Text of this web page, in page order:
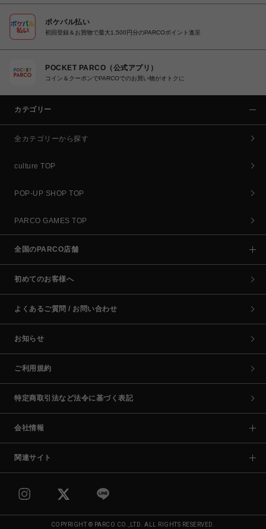
ポケパル払い
初回登録＆お買物で最大1,500円分のPARCOポイント進呈
POCKET PARCO（公式アプリ）
コイン＆クーポンでPARCOでのお買い物がオトクに
カテゴリー
全カテゴリーから探す
culture TOP
POP-UP SHOP TOP
PARCO GAMES TOP
全国のPARCO店舗
初めてのお客様へ
よくあるご質問 / お問い合わせ
お知らせ
ご利用規約
特定商取引法など法令に基づく表記
会社情報
関連サイト
COPYRIGHT © PARCO CO.,LTD. ALL RIGHTS RESERVED.